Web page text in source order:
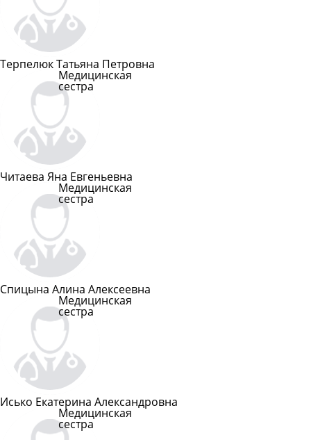
Терпелюк Татьяна Петровна
Медицинская
сестра
Читаева Яна Евгеньевна
Медицинская
сестра
Спицына Алина Алексеевна
Медицинская
сестра
Исько Екатерина Александровна
Медицинская
сестра